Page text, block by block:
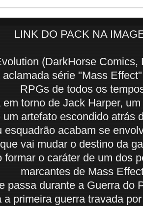
LINK DO PACK NA
(DarkHorse Comics,
série "Mass
RPGs de todos os
torno de Jack Harper,
um artefato escondido atrás
esquadrão acabam se
que vai mudar o destino da
formar o caráter de um dos
marcantes de Mass
passa durante a Guerra do
a primeira guerra travada